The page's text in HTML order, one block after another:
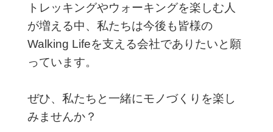
トレッキングやウォーキングを楽しむ人
が増える中、私たちは今後も皆様の
Walking Lifeを支える会社でありたいと願
っています。
ぜひ、私たちと一緒にモノづくりを楽し
みませんか？